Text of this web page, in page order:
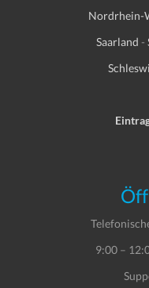
Nordrhein-
Saarland -
9:00 –